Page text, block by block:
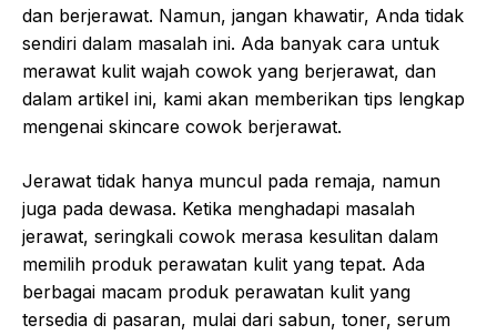
dan berjerawat. Namun, jangan khawatir, Anda tidak
sendiri dalam masalah ini. Ada banyak cara untuk
merawat kulit wajah cowok yang berjerawat, dan
dalam artikel ini, kami akan memberikan tips lengkap
mengenai skincare cowok berjerawat.
Jerawat tidak hanya muncul pada remaja, namun
juga pada dewasa. Ketika menghadapi masalah
jerawat, seringkali cowok merasa kesulitan dalam
memilih produk perawatan kulit yang tepat. Ada
berbagai macam produk perawatan kulit yang
tersedia di pasaran, mulai dari sabun, toner, serum